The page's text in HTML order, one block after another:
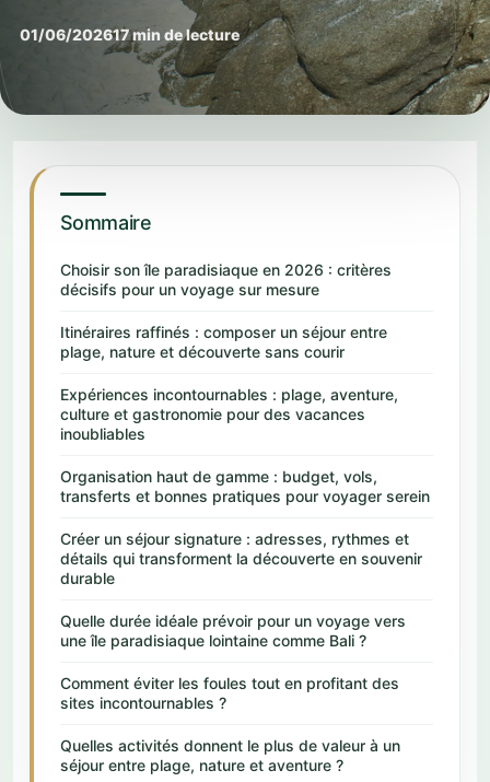
01/06/202617 min de lecture
Sommaire
Choisir son île paradisiaque en 2026 : critères
décisifs pour un voyage sur mesure
Itinéraires raffinés : composer un séjour entre
plage, nature et découverte sans courir
Expériences incontournables : plage, aventure,
culture et gastronomie pour des vacances
inoubliables
Organisation haut de gamme : budget, vols,
transferts et bonnes pratiques pour voyager serein
Créer un séjour signature : adresses, rythmes et
détails qui transforment la découverte en souvenir
durable
Quelle durée idéale prévoir pour un voyage vers
une île paradisiaque lointaine comme Bali ?
Comment éviter les foules tout en profitant des
sites incontournables ?
Quelles activités donnent le plus de valeur à un
séjour entre plage, nature et aventure ?